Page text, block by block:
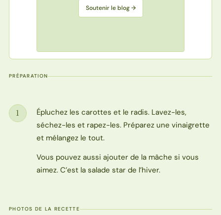
Soutenir le blog →
PRÉPARATION
Étape
1
Épluchez les carottes et le radis. Lavez-les,
séchez-les et rapez-les. Préparez une vinaigrette
et mélangez le tout.
Vous pouvez aussi ajouter de la mâche si vous
aimez. C’est la salade star de l’hiver.
PHOTOS DE LA RECETTE